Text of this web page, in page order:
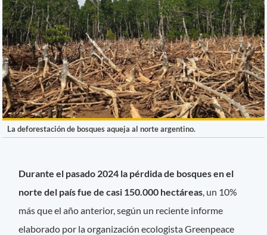
La deforestación de bosques aqueja al norte argentino.
Durante el pasado 2024 la pérdida de bosques en el
norte del país fue de casi 150.000 hectáreas , un 10%
más que el año anterior, según un reciente informe
elaborado por la organización ecologista Greenpeace